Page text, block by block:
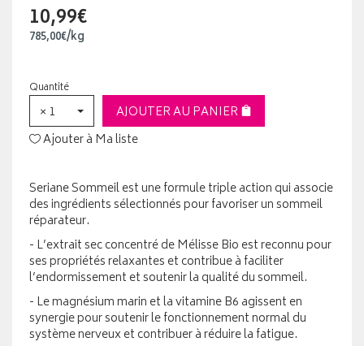
10,99€
785,00€/kg
Quantité
× 1
AJOUTER AU PANIER
Ajouter à Ma liste
Seriane Sommeil est une formule triple action qui associe
des ingrédients sélectionnés pour favoriser un sommeil
réparateur.
- L’extrait sec concentré de Mélisse Bio est reconnu pour
ses propriétés relaxantes et contribue à faciliter
l’endormissement et soutenir la qualité du sommeil.
- Le magnésium marin et la vitamine B6 agissent en
synergie pour soutenir le fonctionnement normal du
système nerveux et contribuer à réduire la fatigue.